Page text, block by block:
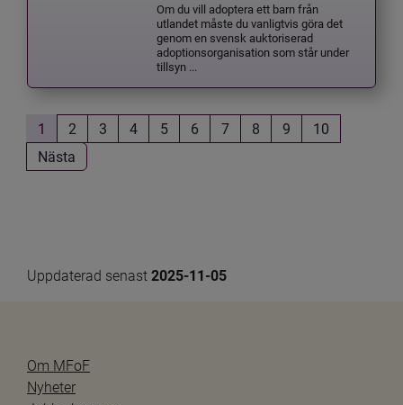
Om du vill adoptera ett barn från
utlandet måste du vanligtvis göra det
genom en svensk auktoriserad
adoptionsorganisation som står under
tillsyn ...
1 2 3 4 5 6 7 8 9
10
Nästa
Uppdaterad senast 2025-11-05
Om MFoF
Nyheter